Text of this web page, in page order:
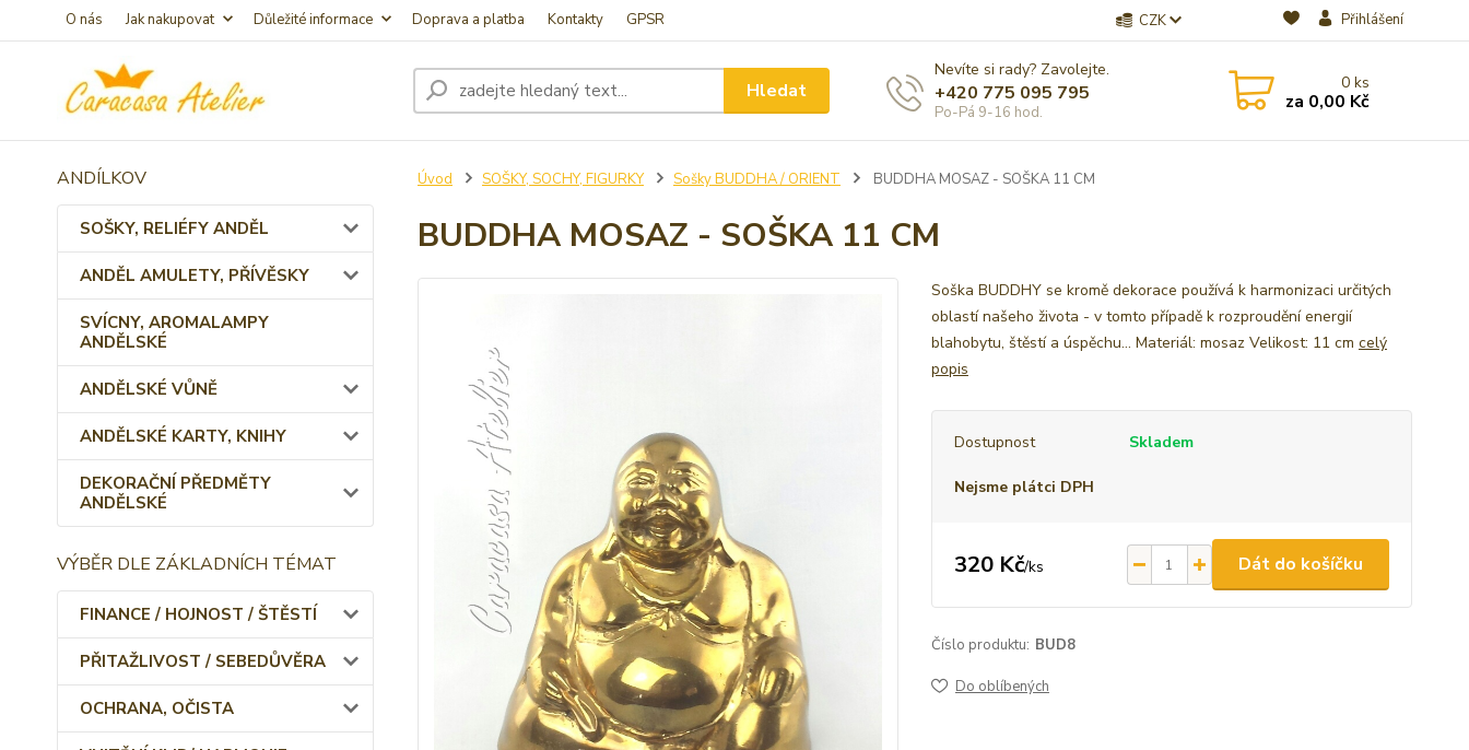
O nás Jak nakupovat Důležité informace Doprava a platba Kontakty GPSR CZK Přihlášení
Hledat
Nevíte si rady? Zavolejte.
+420 775 095 795
Po-Pá 9-16 hod.
0ks
za 0,00 Kč
ANDÍLKOV
SOŠKY, RELIÉFY ANDĚL
ANDĚL AMULETY, PŘÍVĚSKY
SVÍCNY, AROMALAMPY
ANDĚLSKÉ
ANDĚLSKÉ VŮNĚ
ANDĚLSKÉ KARTY, KNIHY
DEKORAČNÍ PŘEDMĚTY
ANDĚLSKÉ
VÝBĚR DLE ZÁKLADNÍCH TÉMAT
FINANCE / HOJNOST / ŠTĚSTÍ
PŘITAŽLIVOST / SEBEDŮVĚRA
OCHRANA, OČISTA
Úvod SOŠKY, SOCHY, FIGURKY Sošky BUDDHA / ORIENT BUDDHA MOSAZ - SOŠKA 11 CM
BUDDHA MOSAZ - SOŠKA 11 CM
Soška BUDDHY se kromě dekorace používá k harmonizaci určitých
oblastí našeho života - v tomto případě k rozproudění energií
blahobytu, štěstí a úspěchu... Materiál: mosaz Velikost: 11 cm celý
popis
Dostupnost Skladem
Nejsme plátci DPH
320 Kč/ks Dát do košíčku
Číslo produktu: BUD8
Do oblíbených